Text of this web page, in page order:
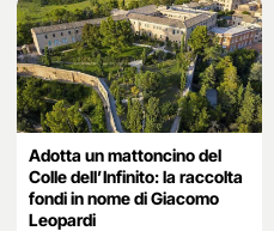
Adotta un mattoncino del
Colle dell’Infinito: la raccolta
fondi in nome di Giacomo
Leopardi